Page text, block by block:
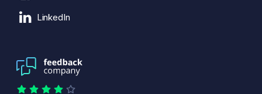
LinkedIn